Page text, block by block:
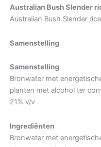
Australian Bush Slender
Australian Bush Slender
Samenstelling
Samenstelling
Bronwater met
planten met alcohol ter
21% v/v
Ingrediënten
Bronwater met